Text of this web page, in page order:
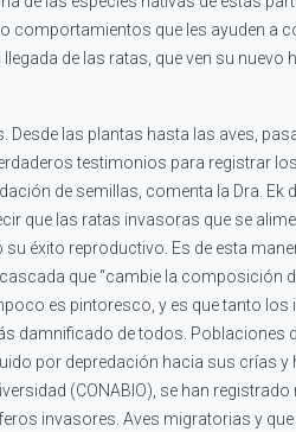
que les ayuden a
de las ratas, que ven su
las plantas hasta las aves,
testimonios para registrar
de semillas, comenta la Dra. Ek
que las ratas invasoras que se
éxito reproductivo. Es de esta
que “cambie la composición
es pintoresco, y es que tanto
damnificado de todos. Poblaciones
por depredación hacia sus crías y
(CONABIO), se han
invasores. Aves migratorias y